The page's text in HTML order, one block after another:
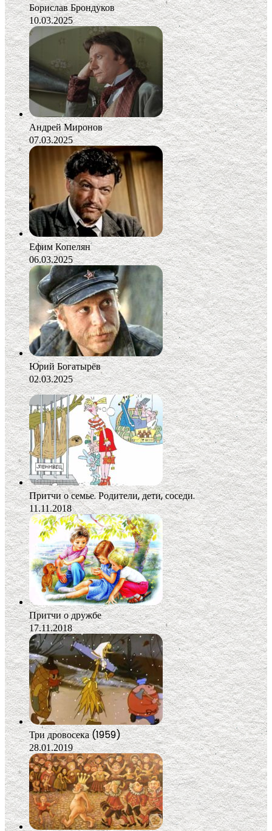
Борислав Брондуков
10.03.2025
Андрей Миронов
07.03.2025
Ефим Копелян
06.03.2025
Юрий Богатырёв
02.03.2025
Притчи о семье. Родители, дети, соседи.
11.11.2018
Притчи о дружбе
17.11.2018
Три дровосека (1959)
28.01.2019